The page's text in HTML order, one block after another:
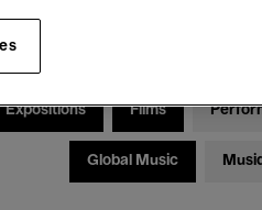
Samedi 01 -
Expositions Films
Global Music